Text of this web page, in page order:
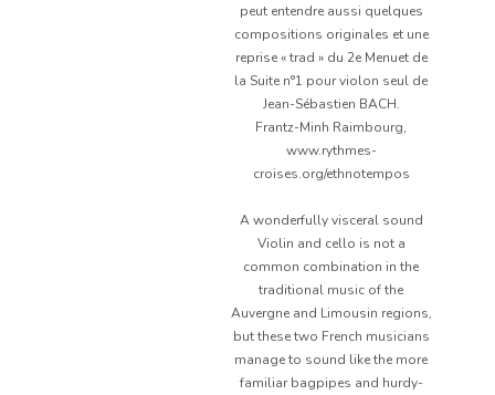
peut entendre aussi quelques
compositions originales et une
reprise « trad » du 2e Menuet de
la Suite n°1 pour violon seul de
Jean-Sébastien BACH.
Frantz-Minh Raimbourg,
www.rythmes-
croises.org/ethnotempos
A wonderfully visceral sound
Violin and cello is not a
common combination in the
traditional music of the
Auvergne and Limousin regions,
but these two French musicians
manage to sound like the more
familiar bagpipes and hurdy-